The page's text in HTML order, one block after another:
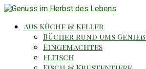
Aus Küche & Keller
Bücher rund ums
Eingemachtes
Fleisch